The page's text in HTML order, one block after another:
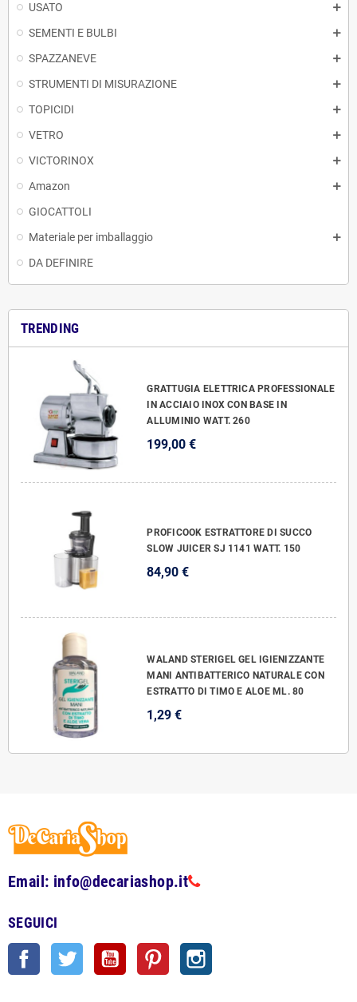
USATO
SEMENTI E BULBI
SPAZZANEVE
STRUMENTI DI MISURAZIONE
TOPICIDI
VETRO
VICTORINOX
Amazon
GIOCATTOLI
Materiale per imballaggio
DA DEFINIRE
TRENDING
GRATTUGIA ELETTRICA PROFESSIONALE
IN ACCIAIO INOX CON BASE IN
ALLUMINIO WATT. 260
199,00 €
PROFICOOK ESTRATTORE DI SUCCO
SLOW JUICER SJ 1141 WATT. 150
84,90 €
WALAND STERIGEL GEL IGIENIZZANTE
MANI ANTIBATTERICO NATURALE CON
ESTRATTO DI TIMO E ALOE ML. 80
1,29 €
Email: info@decariashop.it
SEGUICI
Facebook Twitter YouTube Pinterest